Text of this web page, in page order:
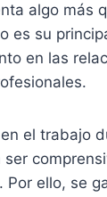
algo más
es su
en las
el trabajo
ser
Por ello, se